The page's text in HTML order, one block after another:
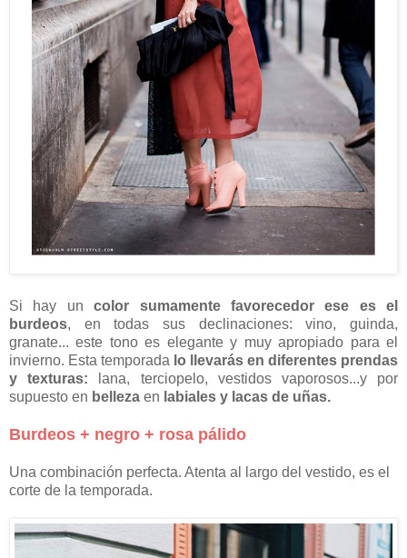
Si hay uncolor sumamente favorecedor ese es el
burdeos, en todas sus declinaciones: vino, guinda,
granate... este tono es elegante y muy apropiado para el
invierno. Esta temporada lo llevarás en diferentes prendas
y texturas: lana, terciopelo, vestidos vaporosos...y por
supuesto en belleza en labiales y lacas de uñas.
Burdeos + negro + rosa pálido
Una combinación perfecta. Atenta al largo del vestido, es el
corte de la temporada.